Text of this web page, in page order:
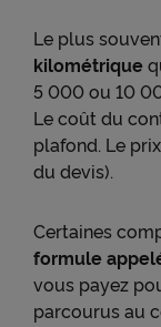
Le plus
kilométrique
5 000 ou 10
Le coût du
plafond. Le
du devis).
Certaines
formule
vous payez
parcourus au